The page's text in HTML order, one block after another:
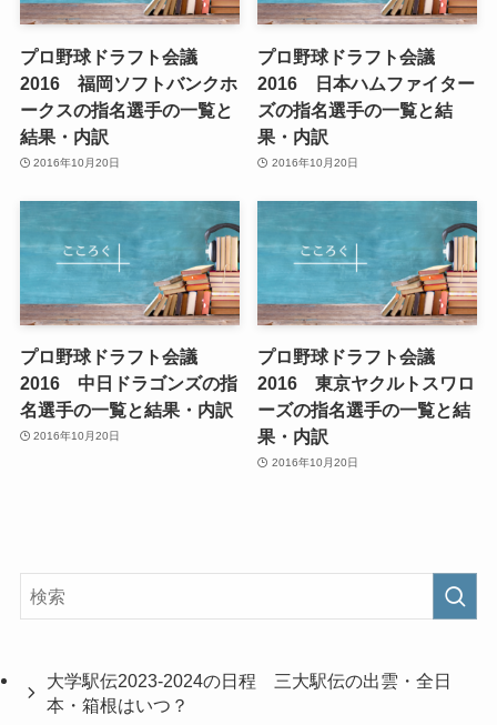
プロ野球ドラフト会議
2016 福岡ソフトバンクホ
ークスの指名選手の一覧と
結果・内訳
2016年10月20日
プロ野球ドラフト会議
2016 日本ハムファイター
ズの指名選手の一覧と結
果・内訳
2016年10月20日
プロ野球ドラフト会議
2016 中日ドラゴンズの指
名選手の一覧と結果・内訳
2016年10月20日
プロ野球ドラフト会議
2016 東京ヤクルトスワロ
ーズの指名選手の一覧と結
果・内訳
2016年10月20日
大学駅伝2023-2024の日程 三大駅伝の出雲・全日
本・箱根はいつ？